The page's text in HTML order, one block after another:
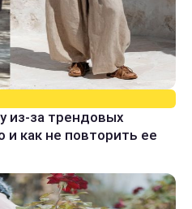
из-за трендовых
как не повторить ее